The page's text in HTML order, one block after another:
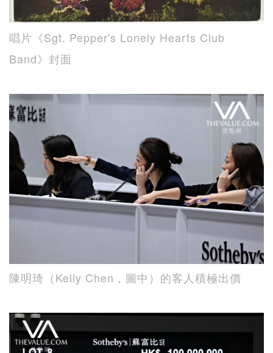
唱片《Sgt. Pepper's Lonely Hearts Club
Band》封面
陳明琦（Kelly Chen，圖中）的客人積極出價